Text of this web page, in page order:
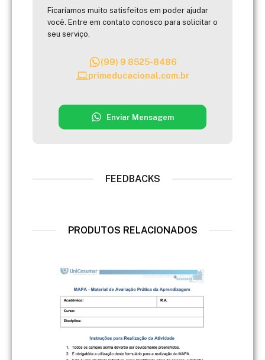
Ficaríamos muito satisfeitos em poder ajudar
você. Entre em contato conosco para solicitar o
seu serviço.
(99) 9 8525-8486
primeducacional.com.br
Enviar Mensagem
FEEDBACKS
PRODUTOS RELACIONADOS